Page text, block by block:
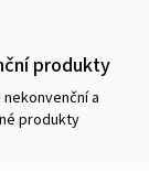
produkty
a
produkty